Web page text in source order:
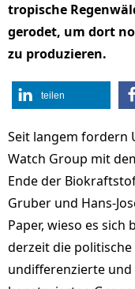
tropische
gerodet, um dort
zu produzieren.
teilen
Seit langem fordern
Watch Group mit
Ende der
Gruber und Hans-
Paper, wieso es sich
derzeit die
undifferenzierte